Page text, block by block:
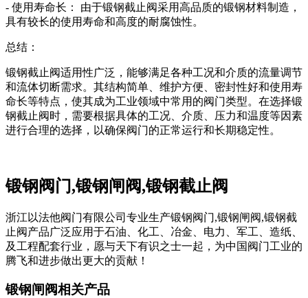
- 使用寿命长： 由于锻钢截止阀采用高品质的锻钢材料制造，
具有较长的使用寿命和高度的耐腐蚀性。
总结：
锻钢截止阀适用性广泛，能够满足各种工况和介质的流量调节
和流体切断需求。其结构简单、维护方便、密封性好和使用寿
命长等特点，使其成为工业领域中常用的阀门类型。在选择锻
钢截止阀时，需要根据具体的工况、介质、压力和温度等因素
进行合理的选择，以确保阀门的正常运行和长期稳定性。
锻钢阀门,锻钢闸阀,锻钢截止阀
浙江以法他阀门有限公司专业生产锻钢阀门,锻钢闸阀,锻钢截
止阀产品广泛应用于石油、化工、冶金、电力、军工、造纸、
及工程配套行业，愿与天下有识之士一起，为中国阀门工业的
腾飞和进步做出更大的贡献！
锻钢闸阀相关产品